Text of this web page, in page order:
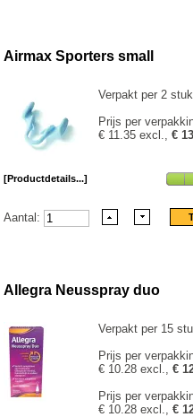
Airmax Sporters small
Verpakt per 2
Prijs per
€ 11.35 excl.,€
[Productdetails...]
Aantal:
Allegra Neusspray duo
Verpakt per 15
Prijs per
€ 10.28 excl.,€
Prijs per
€ 10.28 excl.,€